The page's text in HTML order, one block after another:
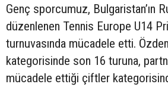
Genç sporcumuz, Bulgaristan’ın
düzenlenen Tennis Europe U14
turnuvasında mücadele etti.
kategorisinde son 16 turuna,
mücadele ettiği çiftler